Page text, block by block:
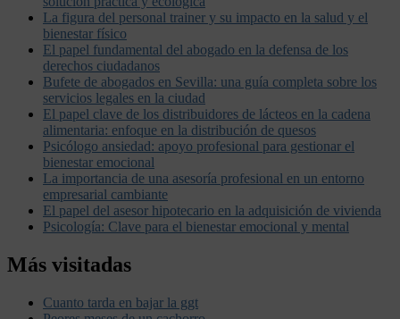
La figura del personal trainer y su impacto en la salud y el
bienestar físico
El papel fundamental del abogado en la defensa de los
derechos ciudadanos
Bufete de abogados en Sevilla: una guía completa sobre los
servicios legales en la ciudad
El papel clave de los distribuidores de lácteos en la cadena
alimentaria: enfoque en la distribución de quesos
Psicólogo ansiedad: apoyo profesional para gestionar el
bienestar emocional
La importancia de una asesoría profesional en un entorno
empresarial cambiante
El papel del asesor hipotecario en la adquisición de vivienda
Psicología: Clave para el bienestar emocional y mental
Más visitadas
Cuanto tarda en bajar la ggt